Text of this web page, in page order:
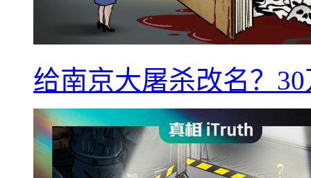
给南京大屠杀改名？